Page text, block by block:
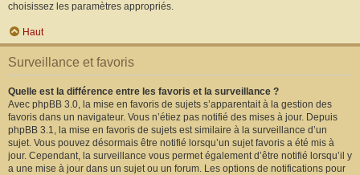
choisissez les paramètres appropriés.
Haut
Surveillance et favoris
Quelle est la différence entre les favoris et la surveillance ?
Avec phpBB 3.0, la mise en favoris de sujets s’apparentait à la gestion des
favoris dans un navigateur. Vous n’étiez pas notifié des mises à jour. Depuis
phpBB 3.1, la mise en favoris de sujets est similaire à la surveillance d’un
sujet. Vous pouvez désormais être notifié lorsqu’un sujet favoris a été mis à
jour. Cependant, la surveillance vous permet également d’être notifié lorsqu’il y
a une mise à jour dans un sujet ou un forum. Les options de notifications pour